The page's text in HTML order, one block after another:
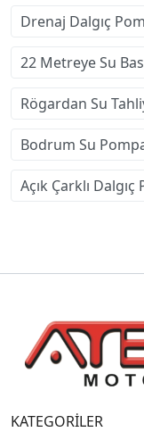
Drenaj Dalgıç
22 Metreye Su
Rögardan Su
Bodrum Su
Açık Çarklı Dalgıç
KATEGORİLER